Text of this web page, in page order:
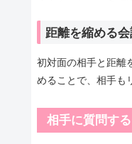
距離を縮める
初対面の相手と距離
めることで、相手も
相手に質問する